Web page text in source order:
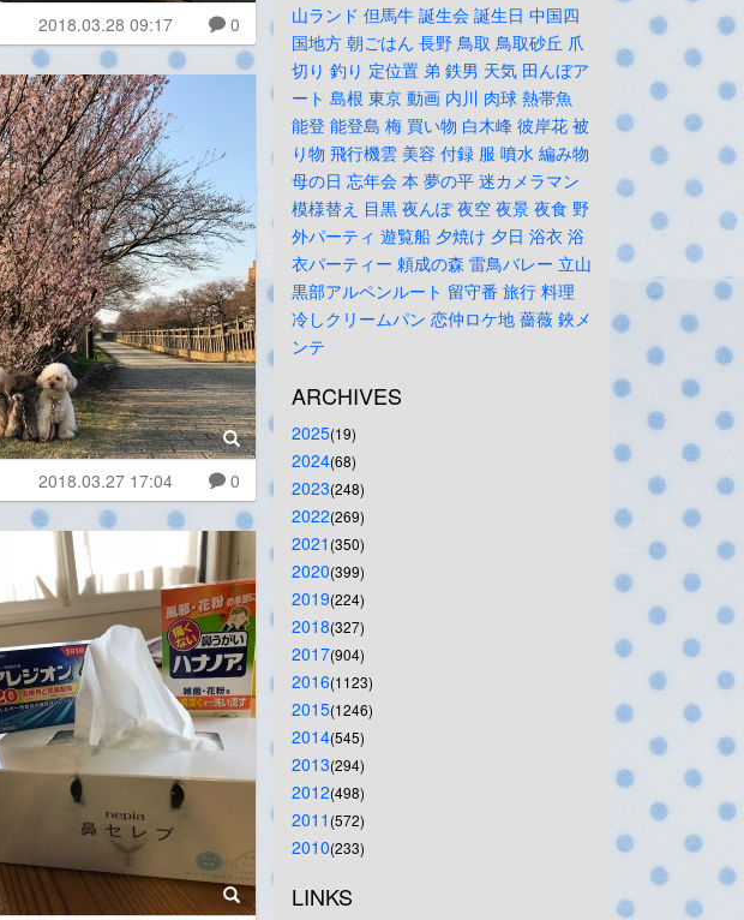
2018.03.28 09:17 0
2018.03.27 17:04 0
山ランド 但馬牛 誕生会 誕生日 中国四
国地方 朝ごはん 長野 鳥取 鳥取砂丘 爪
切り 釣り 定位置 弟 鉄男 天気 田んぼア
ート 島根 東京 動画 内川 肉球 熱帯魚
能登 能登島 梅 買い物 白木峰 彼岸花 被
り物 飛行機雲 美容 付録 服 噴水 編み物
母の日 忘年会 本 夢の平 迷カメラマン
模様替え 目黒 夜んぽ 夜空 夜景 夜食 野
外パーティ 遊覧船 夕焼け 夕日 浴衣 浴
衣パーティー 頼成の森 雷鳥バレー 立山
黒部アルペンルート 留守番 旅行 料理
冷しクリームパン 恋仲ロケ地 薔薇 鋏メ
ンテ
ARCHIVES
2025(19)
2024(68)
2023(248)
2022(269)
2021 (350)
2020(399)
2019(224)
2018(327)
2017(904)
2016(1123)
2015(1246)
2014(545)
2013(294)
2012(498)
2011 (572)
2010(233)
LINKS